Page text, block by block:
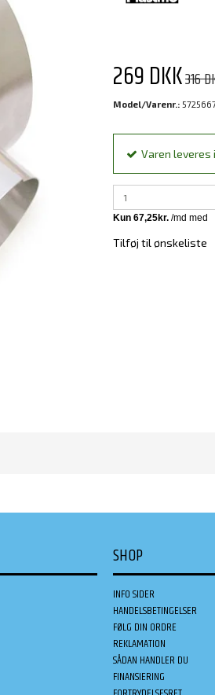
269 DKK316
Model/Varenr.:
Varen leveres
Tilføj til ønskeliste
SHOP
INFO SIDER
HANDELSBETINGELSER
FØLG DIN ORDRE
REKLAMATION
SÅDAN HANDLER DU
FINANSIERING